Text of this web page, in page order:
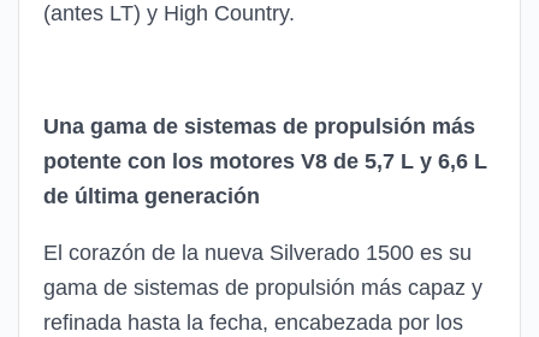
(antes LT) y High Country.
Una gama de sistemas de propulsión más
potente con los motores V8 de 5,7 L y 6,6 L
de última generación
El corazón de la nueva Silverado 1500 es su
gama de sistemas de propulsión más capaz y
refinada hasta la fecha, encabezada por los